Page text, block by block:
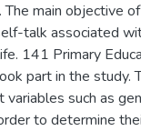
main objective
talk associated
141 Primary
part in the study.
such as
to determine